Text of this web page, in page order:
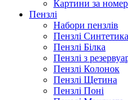
Картини за
Пензлі
Набори пензлів
Пензлі Синтетика
Пензлі Білка
Пензлі з
Пензлі Колонок
Пензлі Щетина
Пензлі Поні